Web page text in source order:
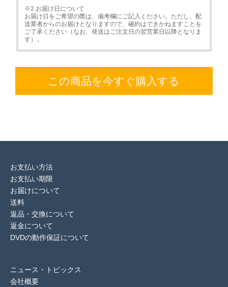
※2 お届け日について
お届け日をご希望の際は、備考欄にご記入ください。ただし、配
送業者からのお届けとなりますので、確約はできかねますことを
ご了承ください（なお、発送はご注文日の翌営業日以降となりま
す）。
この商品を今すぐ購入する
お支払い方法
お支払い期限
お届けについて
送料
返品・交換について
返金について
DVDの動作保証について
ニュース・トピックス
会社概要